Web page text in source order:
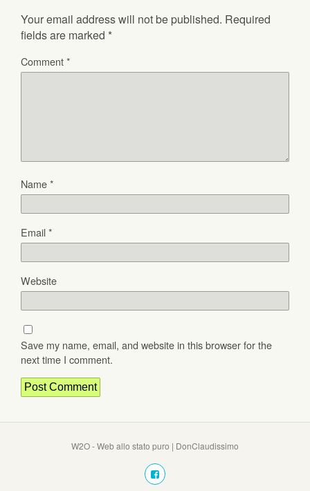
Your email address will not be published. Required
fields are marked *
Comment*
Name*
Email*
Website
Save my name, email, and website in this browser for the
next time I comment.
W2O - Web allo stato puro | DonClaudissimo